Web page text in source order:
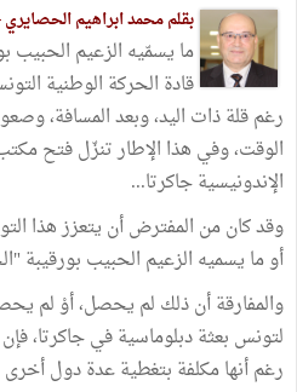
بقلم محمد ابراهيم الحصايري
ما يسمّيه الزعيم الحبيب
قادة الحركة الوطنية
رغم قلة ذات اليد، وبعد المسافة،
الوقت، وفي هذا الإطار تنزّل فتح
الإندونيسية جاكرتا...
وقد كان من المفترض أن يتعزز هذا
أو ما يسميه الزعيم الحبيب بورقيبة
والمفارقة أن ذلك لم يحصل، أوْ لم
لتونس بعثة دبلوماسية في جاكرتا،
رغم أنها مكلفة بتغطية عدة دول أخرى